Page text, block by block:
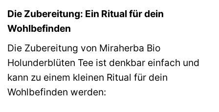
Die Zubereitung: Ein Ritual für dein
Wohlbefinden
Die Zubereitung von Miraherba Bio
Holunderblüten Tee ist denkbar einfach und
kann zu einem kleinen Ritual für dein
Wohlbefinden werden: